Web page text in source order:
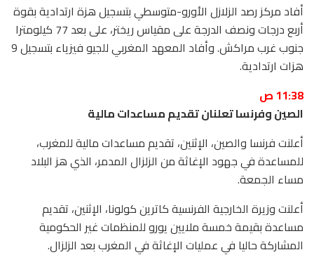
أفاد مركز رصد الزلازل الأورو-متوسطي بتسجيل هزة ارتدادية بقوة
أربع درجات ونصف الدرجة على مقياس ريختر، على بعد 77 كيلومترا
جنوب غرب مراكش. وأفاد المعهد المغربي للجيو فيزياء بتسجيل 9
هزات ارتدادية.
11:38 ص
الصين وفرنسا تعلنان تقديم مساعدات مالية
أعلنت فرنسا والصين، الإثنين، تقديم مساعدات مالية للمغرب،
للمساعدة في جهود الإغاثة من الزلزال المدمر، الذي هز البلاد
مساء الجمعة.
أعلنت وزيرة الخارجية الفرنسية كاترين كولونا، الإثنين، تقديم
مساعدة بقيمة خمسة ملايين يورو للمنظمات غير الحكومية
المشاركة حاليا في عمليات الإغاثة في المغرب بعد الزلزال.